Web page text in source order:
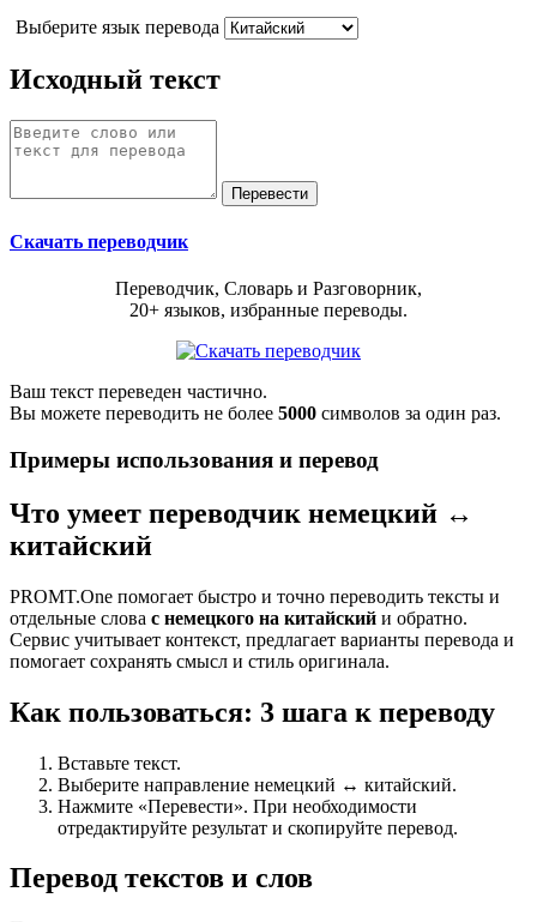
Выберите язык перевода
Исходный текст
Скачать переводчик
Переводчик, Словарь и Разговорник,
20+ языков, избранные переводы.
Ваш текст переведен частично.
Вы можете переводить не более 5000 символов за один раз.
Примеры использования и перевод
Что умеет переводчик немецкий ↔
китайский
PROMT.One помогает быстро и точно переводить тексты и
отдельные слова с немецкого на китайский и обратно.
Сервис учитывает контекст, предлагает варианты перевода и
помогает сохранять смысл и стиль оригинала.
Как пользоваться: 3 шага к переводу
Вставьте текст.
Выберите направление немецкий ↔ китайский.
Нажмите «Перевести». При необходимости
отредактируйте результат и скопируйте перевод.
Перевод текстов и слов